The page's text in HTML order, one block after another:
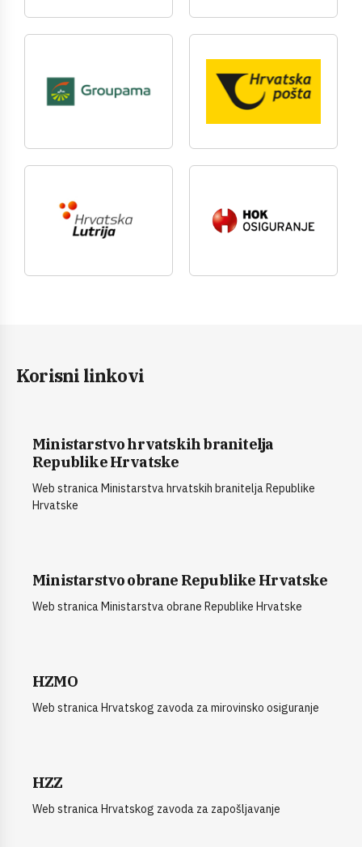
Korisni linkovi
Ministarstvo hrvatskih branitelja
Republike Hrvatske
Web stranica Ministarstva hrvatskih branitelja Republike
Hrvatske
Ministarstvo obrane Republike Hrvatske
Web stranica Ministarstva obrane Republike Hrvatske
HZMO
Web stranica Hrvatskog zavoda za mirovinsko osiguranje
HZZ
Web stranica Hrvatskog zavoda za zapošljavanje